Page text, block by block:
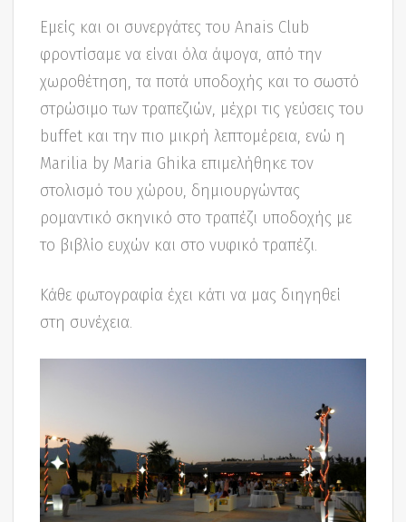
Εμείς και οι συνεργάτες του Anais Club
φροντίσαμε να είναι όλα άψογα, από την
χωροθέτηση, τα ποτά υποδοχής και το σωστό
στρώσιμο των τραπεζιών, μέχρι τις γεύσεις του
buffet και την πιο μικρή λεπτομέρεια, ενώ η
Marilia by Maria Ghika επιμελήθηκε τον
στολισμό του χώρου, δημιουργώντας
ρομαντικό σκηνικό στο τραπέζι υποδοχής με
το βιβλίο ευχών και στο νυφικό τραπέζι.
Κάθε φωτογραφία έχει κάτι να μας διηγηθεί
στη συνέχεια.